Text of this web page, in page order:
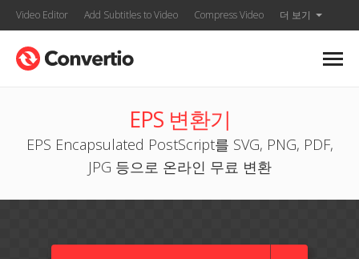
Video Editor Add Subtitles to Video Compress Video 더 보기
EPS 변환기
EPS Encapsulated PostScript를 SVG, PNG, PDF,
JPG 등으로 온라인 무료 변환